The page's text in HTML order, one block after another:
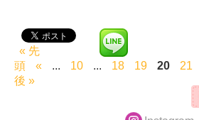
« 先
頭
« ... 10 ... 18 19 20 21
後 »